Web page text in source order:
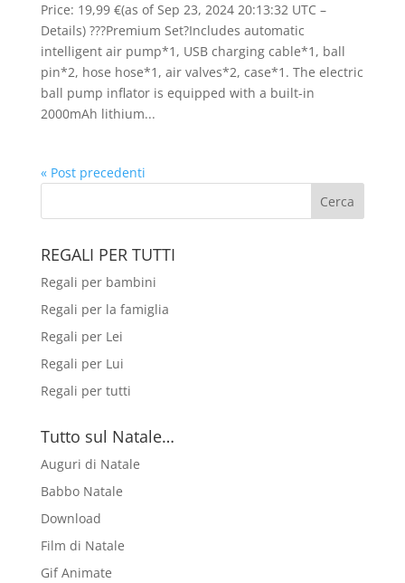
Price: 19,99 €(as of Sep 23, 2024 20:13:32 UTC –
Details) ???Premium Set?Includes automatic
intelligent air pump*1, USB charging cable*1, ball
pin*2, hose hose*1, air valves*2, case*1. The electric
ball pump inflator is equipped with a built-in
2000mAh lithium...
« Post precedenti
REGALI PER TUTTI
Regali per bambini
Regali per la famiglia
Regali per Lei
Regali per Lui
Regali per tutti
Tutto sul Natale…
Auguri di Natale
Babbo Natale
Download
Film di Natale
Gif Animate